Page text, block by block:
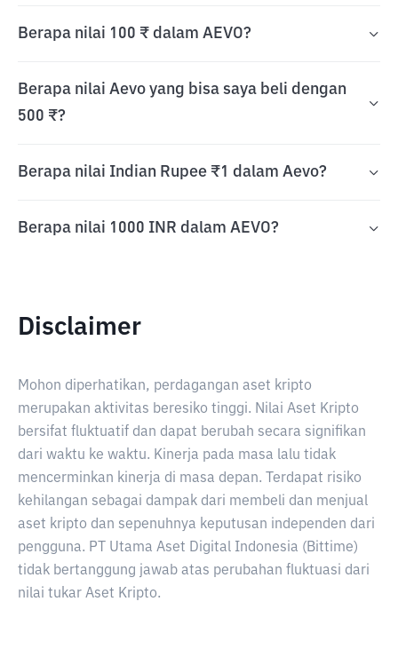
Berapa nilai 100 ₹ dalam AEVO?
Berapa nilai Aevo yang bisa saya beli dengan
500 ₹?
Berapa nilai Indian Rupee ₹1 dalam Aevo?
Berapa nilai 1000 INR dalam AEVO?
Disclaimer
Mohon diperhatikan, perdagangan aset kripto
merupakan aktivitas beresiko tinggi. Nilai Aset Kripto
bersifat fluktuatif dan dapat berubah secara signifikan
dari waktu ke waktu. Kinerja pada masa lalu tidak
mencerminkan kinerja di masa depan. Terdapat risiko
kehilangan sebagai dampak dari membeli dan menjual
aset kripto dan sepenuhnya keputusan independen dari
pengguna. PT Utama Aset Digital Indonesia (Bittime)
tidak bertanggung jawab atas perubahan fluktuasi dari
nilai tukar Aset Kripto.